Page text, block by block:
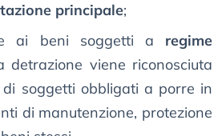
principale;
ai beni soggetti a regime
detrazione viene riconosciuta
soggetti obbligati a porre in
di manutenzione, protezione